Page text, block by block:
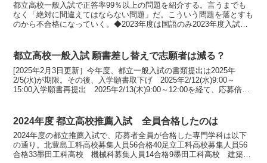
都立高校一般入試で正答率99％以上の問題を紹介する。言うまでも
なく「絶対に間違えてはならない問題」だ。こういう問題を落とすも
のから不合格になっていく。◆2023年度は国語のみ2023年度入試で
都立高校一般入試 願書差し替えで志願者は減る？
[2025年2月3日更新］今年度、都立一般入試の書類提出は2025年
2/5(水)が期限。その後、入学願書取下げ 2025年2/12(水)9:00～
15:00入学願書再提出 2025年2/13(木)9:00～12:00を経て、応募倍率
2024年度 都立高校推薦入試 全員合格したのは
2024年度の都立推薦入試で、応募者全員が合格した専門学科は以下
の通り。北豊島工科高校募集人員56合格40足立工科高校募集人員56
合格33墨田工科高校 機械科募集人員14合格9墨田工科高校 建築科